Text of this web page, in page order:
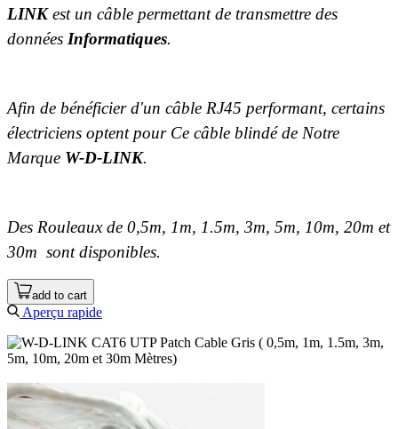
LINKest un câble permettant de transmettre des
données Informatiques.
Afin de bénéficier d'un câble RJ45 performant, certains
électriciens optent pour Ce câble blindé de Notre
Marque W-D-LINK.
Des Rouleaux de 0,5m, 1m, 1.5m, 3m, 5m, 10m, 20m et
30m sont disponibles.
add to cart
Aperçu rapide